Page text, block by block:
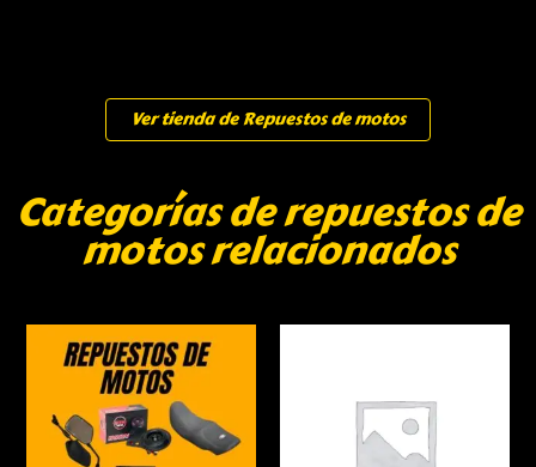
Ver tienda de Repuestos de motos
Categorías de repuestos de
motos relacionados